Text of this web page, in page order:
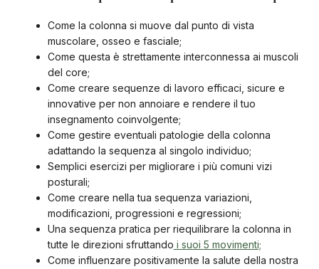
Come la colonna si muove dal punto di vista
muscolare, osseo e fasciale;
Come questa è strettamente interconnessa ai muscoli
del core;
Come creare sequenze di lavoro efficaci, sicure e
innovative per non annoiare e rendere il tuo
insegnamento coinvolgente;
Come gestire eventuali patologie della colonna
adattando la sequenza al singolo individuo;
Semplici esercizi per migliorare i più comuni vizi
posturali;
Come creare nella tua sequenza variazioni,
modificazioni, progressioni e regressioni;
Una sequenza pratica per riequilibrare la colonna in
tutte le direzioni sfruttando i suoi 5 movimenti;
Come influenzare positivamente la salute della nostra